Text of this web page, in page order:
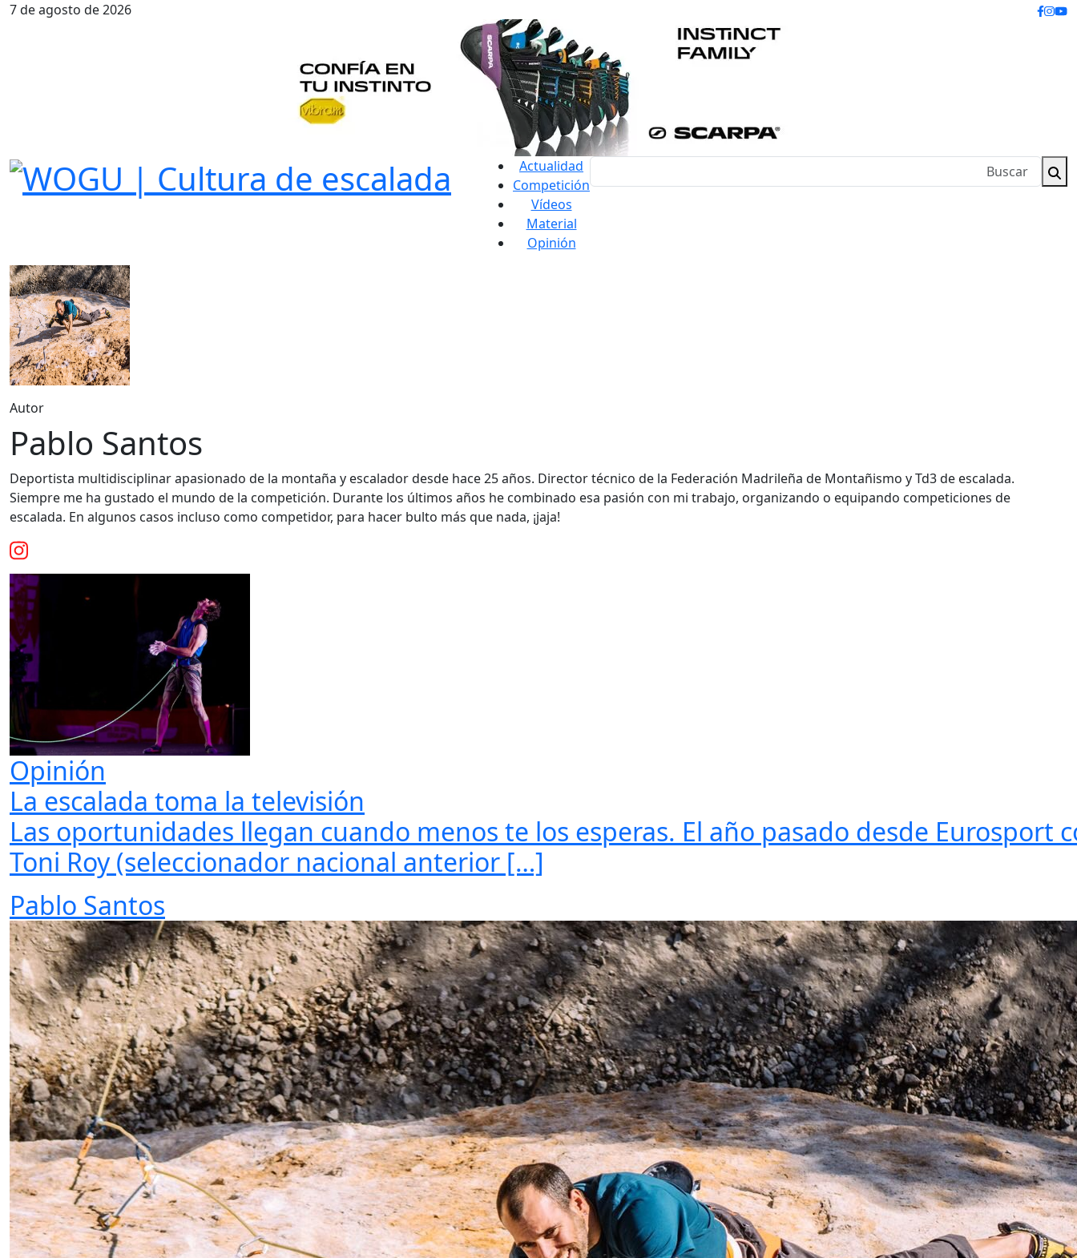
7 de agosto de 2026
Actualidad
Competición
Vídeos
Material
Opinión
Autor
Pablo Santos
Deportista multidisciplinar apasionado de la montaña y escalador desde hace 25 años. Director técnico de la Federación Madrileña de Montañismo y Td3 de escalada.
Siempre me ha gustado el mundo de la competición. Durante los últimos años he combinado esa pasión con mi trabajo, organizando o equipando competiciones de
escalada. En algunos casos incluso como competidor, para hacer bulto más que nada, ¡jaja!
Opinión
La escalada toma la televisión
Las oportunidades llegan cuando menos te los esperas. El año pasado desde Eurosport
Toni Roy (seleccionador nacional anterior […]
Pablo Santos